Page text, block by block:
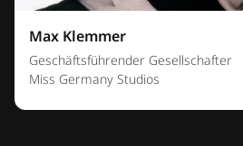
Max Klemmer
Geschäftsführender Gesellschafter
Miss Germany Studios